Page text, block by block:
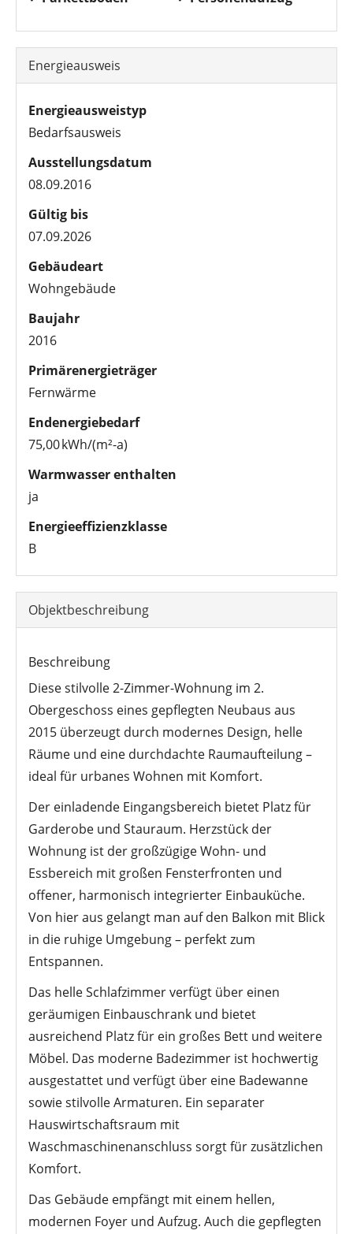
Energieausweis
Energieausweistyp
Bedarfsausweis
Ausstellungsdatum
08.09.2016
Gültig bis
07.09.2026
Gebäudeart
Wohngebäude
Baujahr
2016
Primärenergieträger
Fernwärme
Endenergiebedarf
75,00 kWh/(m²-a)
Warmwasser enthalten
ja
Energieeffizienzklasse
B
Objektbeschreibung
Beschreibung
Diese stilvolle 2-Zimmer-Wohnung im 2.
Obergeschoss eines gepflegten Neubaus aus
2015 überzeugt durch modernes Design, helle
Räume und eine durchdachte Raumaufteilung –
ideal für urbanes Wohnen mit Komfort.
Der einladende Eingangsbereich bietet Platz für
Garderobe und Stauraum. Herzstück der
Wohnung ist der großzügige Wohn- und
Essbereich mit großen Fensterfronten und
offener, harmonisch integrierter Einbauküche.
Von hier aus gelangt man auf den Balkon mit Blick
in die ruhige Umgebung – perfekt zum
Entspannen.
Das helle Schlafzimmer verfügt über einen
geräumigen Einbauschrank und bietet
ausreichend Platz für ein großes Bett und weitere
Möbel. Das moderne Badezimmer ist hochwertig
ausgestattet und verfügt über eine Badewanne
sowie stilvolle Armaturen. Ein separater
Hauswirtschaftsraum mit
Waschmaschinenanschluss sorgt für zusätzlichen
Komfort.
Das Gebäude empfängt mit einem hellen,
modernen Foyer und Aufzug. Auch die gepflegten